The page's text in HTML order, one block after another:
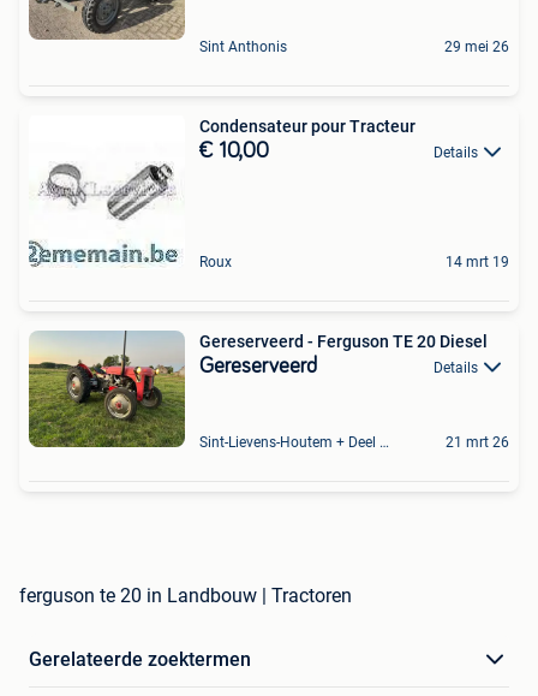
Sint Anthonis 29 mei 26
Condensateur pour Tracteur
€ 10,00 Details
Roux 14 mrt 19
Gereserveerd - Ferguson TE 20 Diesel
Gereserveerd Details
Sint-Lievens-Houtem + Deel Oombergen 21 mrt 26
ferguson te 20 in Landbouw | Tractoren
Gerelateerde zoektermen